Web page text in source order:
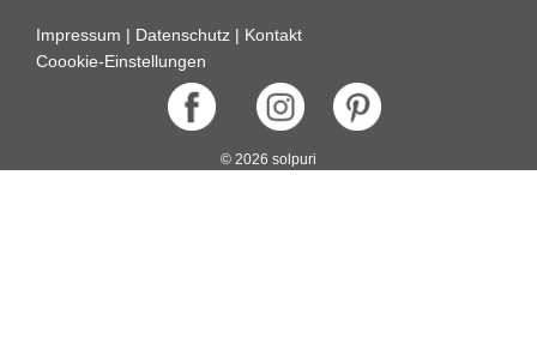
Impressum | Datenschutz | Kontakt
Coookie-Einstellungen
© 2026 solpuri